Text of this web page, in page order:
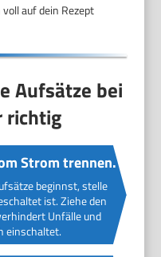
auf dein Rezept
Aufsätze bei
richtig
Strom trennen.
beginnst, stelle
ist. Ziehe den
Unfälle und
einschaltet.